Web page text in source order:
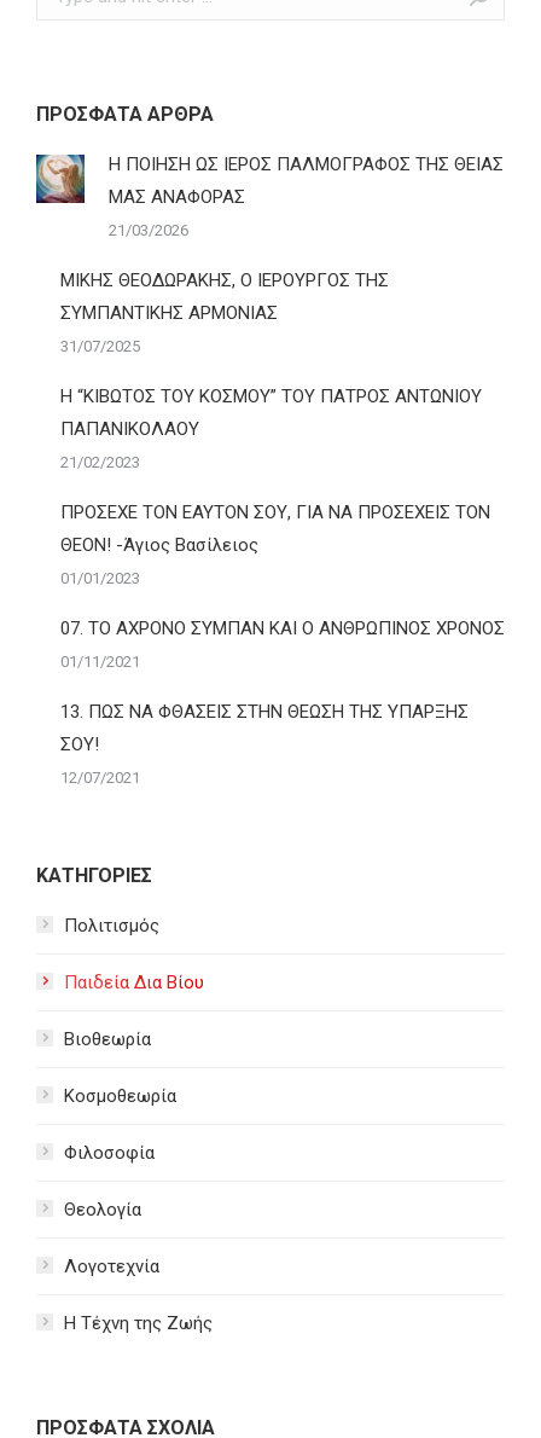
ΠΡΟΣΦΑΤΑ ΑΡΘΡΑ
Η ΠΟΙΗΣΗ ΩΣ ΙΕΡΟΣ ΠΑΛΜΟΓΡΑΦΟΣ ΤΗΣ ΘΕΙΑΣ
ΜΑΣ ΑΝΑΦΟΡΑΣ
21/03/2026
ΜΙΚΗΣ ΘΕΟΔΩΡΑΚΗΣ, Ο ΙΕΡΟΥΡΓΟΣ ΤΗΣ
ΣΥΜΠΑΝΤΙΚΗΣ ΑΡΜΟΝΙΑΣ
31/07/2025
Η “ΚΙΒΩΤΟΣ ΤΟΥ ΚΟΣΜΟΥ” ΤΟΥ ΠΑΤΡΟΣ ΑΝΤΩΝΙΟΥ
ΠΑΠΑΝΙΚΟΛΑΟΥ
21/02/2023
ΠΡΟΣΕΧΕ ΤΟΝ ΕΑΥΤΟΝ ΣΟΥ, ΓΙΑ ΝΑ ΠΡΟΣΕΧΕΙΣ ΤΟΝ
ΘΕΟΝ! -Άγιος Βασίλειος
01/01/2023
07. ΤΟ ΑΧΡΟΝΟ ΣΥΜΠΑΝ ΚΑΙ Ο ΑΝΘΡΩΠΙΝΟΣ ΧΡΟΝΟΣ
01/11/2021
13. ΠΩΣ ΝΑ ΦΘΑΣΕΙΣ ΣΤΗΝ ΘΕΩΣΗ ΤΗΣ ΥΠΑΡΞΗΣ
ΣΟΥ!
12/07/2021
ΚΑΤΗΓΟΡΙΕΣ
Πολιτισμός
Παιδεία Δια Βίου
Βιοθεωρία
Κοσμοθεωρία
Φιλοσοφία
Θεολογία
Λογοτεχνία
Η Τέχνη της Ζωής
ΠΡΟΣΦΑΤΑ ΣΧΟΛΙΑ